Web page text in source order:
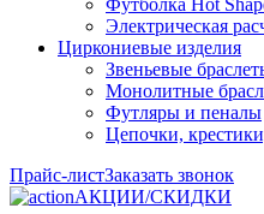
Футболка Hot
Электрическая
Циркониевые изделия
Звеньевые
Монолитные
Футляры и пеналы
Цепочки,
Прайс-листЗаказать звонок
АКЦИИ/СКИДКИ